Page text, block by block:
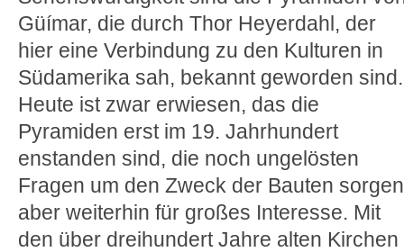
Güímar, die durch Thor Heyerdahl, der
hier eine Verbindung zu den Kulturen in
Südamerika sah, bekannt geworden sind.
Heute ist zwar erwiesen, das die
Pyramiden erst im 19. Jahrhundert
enstanden sind, die noch ungelösten
Fragen um den Zweck der Bauten sorgen
aber weiterhin für großes Interesse. Mit
den über dreihundert Jahre alten Kirchen